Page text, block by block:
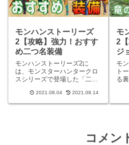
モンハンストーリーズ
2【攻略】強力！おすす
め二つ名装備
モンハンストーリーズ2に
は、モンスターハンタークロ
スシリーズで登場した「二つ
す。二つ名モンスターは通常
のモンスターよりも強力な個
2021.08.04 2021.08.14
モ
2
ジ
攻
モ
ト
る
を
に
ま
コメン